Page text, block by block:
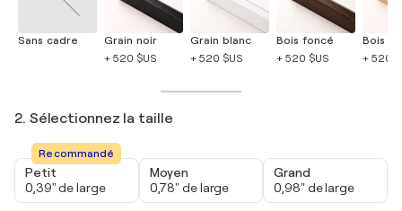
Sans cadre
Grain noir
+ 520 $US
Grain blanc
+ 520 $US
Bois foncé
+ 520 $US
Bois
+ 520
2. Sélectionnez la taille
Recommandé
Petit
0,39" de large
Moyen
0,78" de large
Grand
0,98" de large